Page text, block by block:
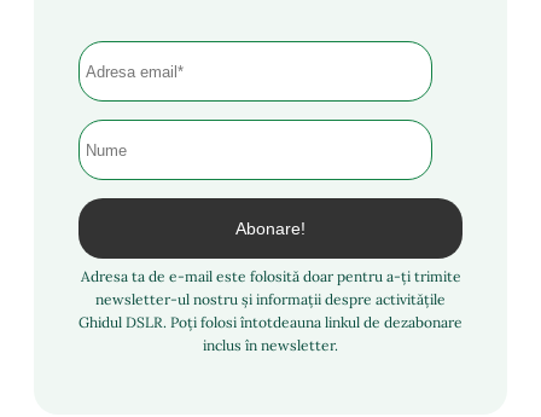
Adresa ta de e-mail este folosită doar pentru a-ți trimite
newsletter-ul nostru și informații despre activitățile
Ghidul DSLR. Poți folosi întotdeauna linkul de dezabonare
inclus în newsletter.